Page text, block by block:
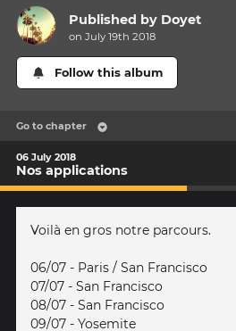
Published by Doyet
on July 19th 2018
Follow this album
Go to chapter
06 July 2018
Nos applications
Voilà en gros notre parcours.
06/07 - Paris / San Francisco
07/07 - San Francisco
08/07 - San Francisco
09/07 - Yosemite